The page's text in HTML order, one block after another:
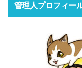
管理人プロフィー